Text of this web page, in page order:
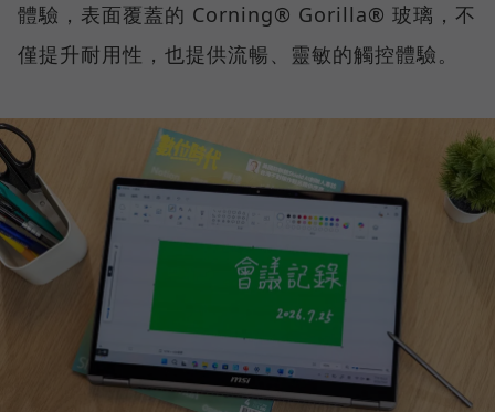
體驗，表面覆蓋的 Corning® Gorilla® 玻璃，不
僅提升耐用性，也提供流暢、靈敏的觸控體驗。